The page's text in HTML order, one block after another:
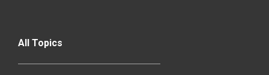
All Topics